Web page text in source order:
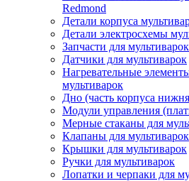
Redmond
Детали корпуса
Детали электросхемы
Запчасти для
Датчики для мультиварок
Нагревательные
мультиварок
Дно (часть корпуса
Модули управления
Мерные стаканы для
Клапаны для мультиварок
Крышки для мультиварок
Ручки для мультиварок
Лопатки и черпаки для